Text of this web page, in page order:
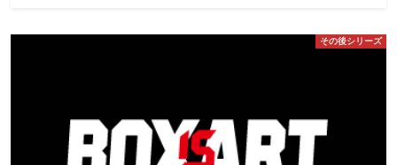
その後シリーズ